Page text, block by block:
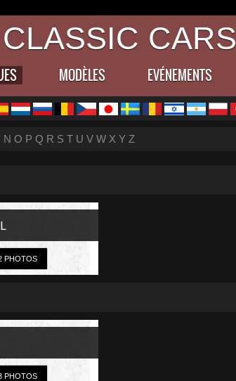
CARS
MODÈLES EVÉNEMENTS
N O P Q R S T U V W X Y Z
PHOTOS
PHOTOS